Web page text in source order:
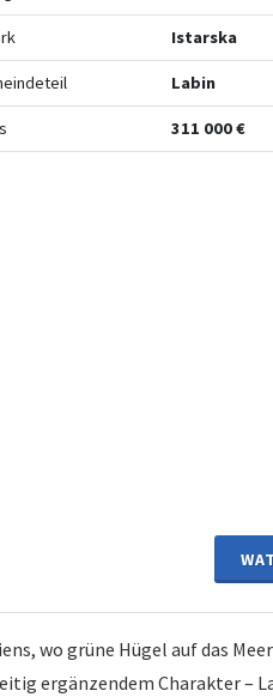
Istarska
Labin
311 000 €
wo grüne Hügel auf das
ergänzendem Charakter –